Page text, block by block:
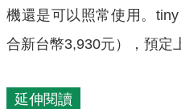
機還是可以照常使用。
合新台幣3,930元），預定
延伸閱讀